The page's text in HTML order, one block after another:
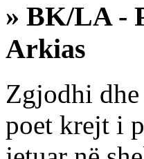
» BK/LA -
Arkias
Zgjodhi
poet krejt і